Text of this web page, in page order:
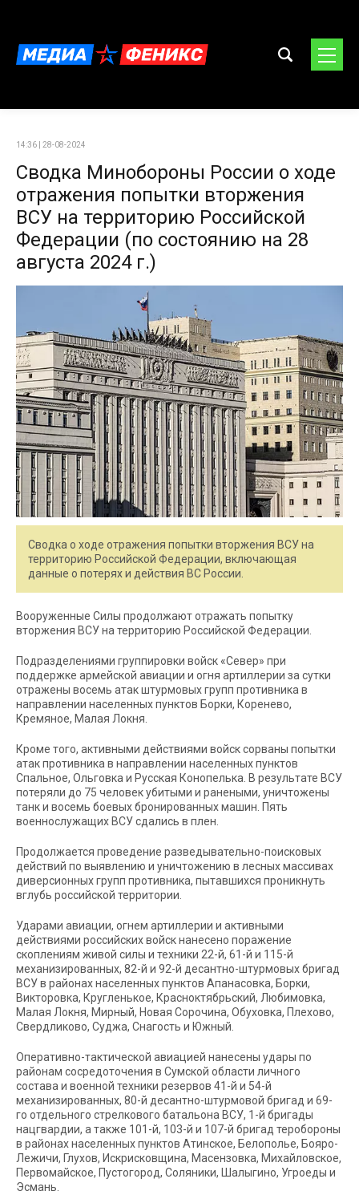
14:36 | 28-08-2024
Сводка Минобороны России о ходе
отражения попытки вторжения
ВСУ на территорию Российской
Федерации (по состоянию на 28
августа 2024 г.)
Сводка о ходе отражения попытки вторжения ВСУ на
территорию Российской Федерации, включающая
данные о потерях и действия ВС России.
Вооруженные Силы продолжают отражать попытку
вторжения ВСУ на территорию Российской Федерации.
Подразделениями группировки войск «Север» при
поддержке армейской авиации и огня артиллерии за сутки
отражены восемь атак штурмовых групп противника в
направлении населенных пунктов Борки, Коренево,
Кремяное, Малая Локня.
Кроме того, активными действиями войск сорваны попытки
атак противника в направлении населенных пунктов
Спальное, Ольговка и Русская Конопелька. В результате ВСУ
потеряли до 75 человек убитыми и ранеными, уничтожены
танк и восемь боевых бронированных машин. Пять
военнослужащих ВСУ сдались в плен.
Продолжается проведение разведывательно-поисковых
действий по выявлению и уничтожению в лесных массивах
диверсионных групп противника, пытавшихся проникнуть
вглубь российской территории.
Ударами авиации, огнем артиллерии и активными
действиями российских войск нанесено поражение
скоплениям живой силы и техники 22-й, 61-й и 115-й
механизированных, 82-й и 92-й десантно-штурмовых бригад
ВСУ в районах населенных пунктов Апанасовка, Борки,
Викторовка, Кругленькое, Красноктябрьский, Любимовка,
Малая Локня, Мирный, Новая Сорочина, Обуховка, Плехово,
Свердликово, Суджа, Снагость и Южный.
Оперативно-тактической авиацией нанесены удары по
районам сосредоточения в Сумской области личного
состава и военной техники резервов 41-й и 54-й
механизированных, 80-й десантно-штурмовой бригад и 69-
го отдельного стрелкового батальона ВСУ, 1-й бригады
нацгвардии, а также 101-й, 103-й и 107-й бригад теробороны
в районах населенных пунктов Атинское, Белополье, Бояро-
Лежичи, Глухов, Искрисковщина, Масензовка, Михайловское,
Первомайское, Пустогород, Соляники, Шалыгино, Угроеды и
Эсмань.